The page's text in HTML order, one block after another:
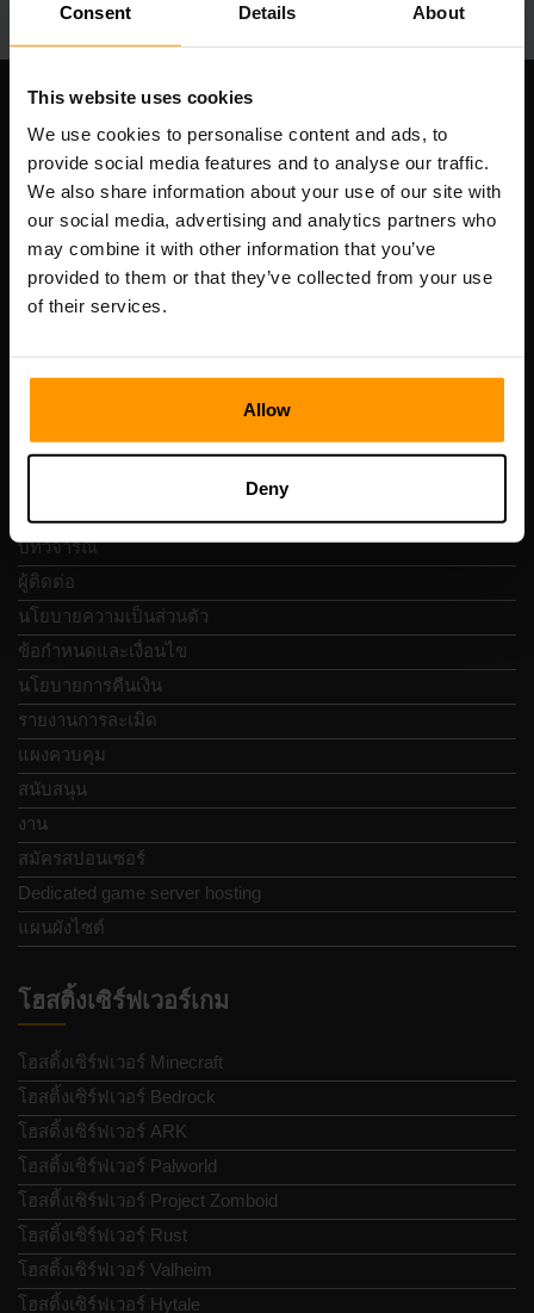
Consent Details About
This website uses cookies
We use cookies to personalise content and ads, to
provide social media features and to analyse our traffic.
We also share information about your use of our site with
our social media, advertising and analytics partners who
may combine it with other information that you’ve
provided to them or that they’ve collected from your use
of their services.
Allow
Deny
Scalable Hosting Solutions OÜ
เลขที่จดทะเบียน: 14652605
เลขที่ผู้เสียภาษี: EE102133820
ที่อยู่: Harju maakond, Tallinn, Kesklinna linnaosa,
การนำทางแบบรวดเร็ว
บทวิจารณ์
ผู้ติดต่อ
นโยบายความเป็นส่วนตัว
ข้อกำหนดและเงื่อนไข
นโยบายการคืนเงิน
รายงานการละเมิด
แผงควบคุม
สนับสนุน
งาน
สมัครสปอนเซอร์
Dedicated game server hosting
แผนผังไซต์
โฮสติ้งเซิร์ฟเวอร์เกม
โฮสติ้งเซิร์ฟเวอร์ Minecraft
โฮสติ้งเซิร์ฟเวอร์ Bedrock
โฮสติ้งเซิร์ฟเวอร์ ARK
โฮสติ้งเซิร์ฟเวอร์ Palworld
โฮสติ้งเซิร์ฟเวอร์ Project Zomboid
โฮสติ้งเซิร์ฟเวอร์ Rust
โฮสติ้งเซิร์ฟเวอร์ Valheim
โฮสติ้งเซิร์ฟเวอร์ Hytale